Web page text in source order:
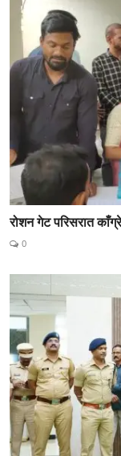
रोशन गेट परिसरात
0